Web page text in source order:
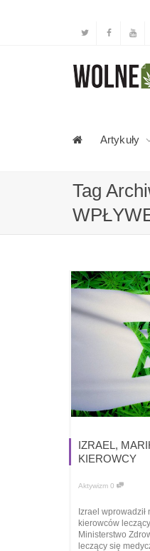
Artykuły
Tag
IZRAEL,
KIEROWCY
Aktywizm 0
Izrael
kierowców
Ministerstwo
leczący się